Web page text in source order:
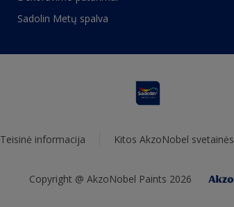
Sadolin Metų spalva
Teisinė informacija Kitos AkzoNobel svetainės
Copyright @ AkzoNobel Paints 2026